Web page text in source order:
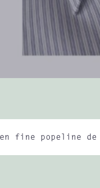
en fine popeline